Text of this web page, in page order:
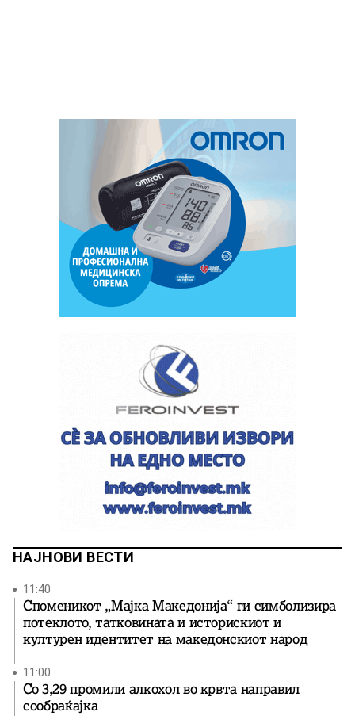
НАЈНОВИ ВЕСТИ
11:40
Споменикот „Мајка Македонија“ ги симболизира
потеклото, татковината и историскиот и
културен идентитет на македонскиот народ
11:00
Со 3,29 промили алкохол во крвта направил
сообраќајка